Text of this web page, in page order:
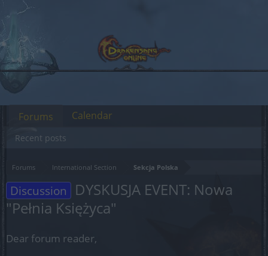
Forums International Section Sekcja Polska
Discussion
DYSKUSJA EVENT: Nowa
"Pełnia Księżyca"
Dear forum reader,
Forums
Recent posts
Calendar